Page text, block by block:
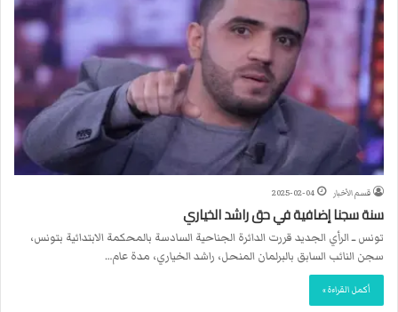
قسم الأخبار 2025-02-04
سنة سجنا إضافية في حق راشد الخياري
تونس ــ الرأي الجديد قررت الدائرة الجناحية السادسة بالمحكمة الابتدائية بتونس،
سجن النائب السابق بالبرلمان المنحل، راشد الخياري، مدة عام…
أكمل القراءة »